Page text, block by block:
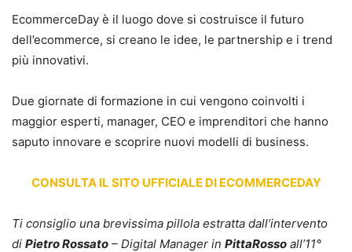
EcommerceDay è il luogo dove si costruisce il futuro
dell’ecommerce, si creano le idee, le partnership e i trend
più innovativi.
Due giornate di formazione in cui vengono coinvolti i
maggior esperti, manager, CEO e imprenditori che hanno
saputo innovare e scoprire nuovi modelli di business.
CONSULTA IL SITO UFFICIALE DI ECOMMERCEDAY
Ti consiglio una brevissima pillola estratta dall’intervento
di Pietro Rossato – Digital Manager in PittaRosso all’11°